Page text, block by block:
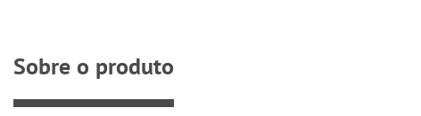
Sobre o produto